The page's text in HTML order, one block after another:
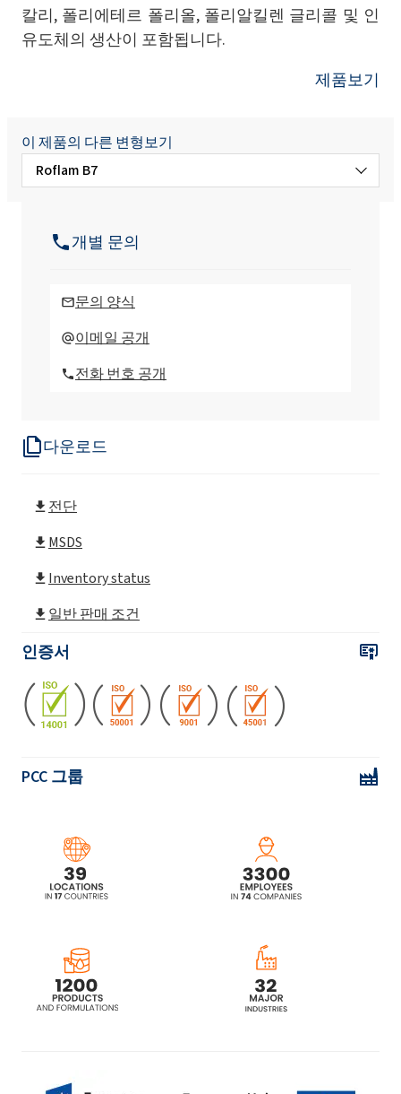
다운로드
전단
MSDS
Inventory status
일반 판매 조건
인증서
PCC 그룹
칼리, 폴리에테르 폴리올, 폴리알킬렌 글리콜 및 인
유도체의 생산이 포함됩니다.
제품보기
이 제품의 다른 변형보기
Roflam B7
Roflam B7V
Roflam F6
Roflam P LO
개별 문의
문의 양식
이메일 공개
전화 번호 공개